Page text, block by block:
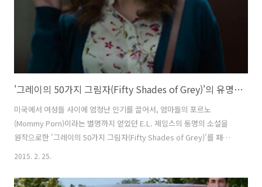
'그레이의 50가지 그림자(Fifty Shades of Grey)'의 유명한 엘리베이터씬을 SNL의 바네사 바이엘(Vanessa Bayer)이 패러디한, 아우디(Audi)의 타이인(Tie-In) 바이럴 필름(Viral Film) - '엘리베이터 씬(Elevator Scene..
미국에서 여성들 사이에 엄청난 인기를 끌어서, 엄마들의 포르노
(Mommy Porn)이라는 별명까지 얻었던 E.L. 제임스의 동명의 소설을
원작으로한 '그레이의 50가지 그림자(Fifty Shades of Grey)'를 패러
디한 바이럴 필름이 나왔다. 극중에서 남자 주인공인 재력가 그레이가 여
다는데, 그 때문인진 모르겠지만, 이 패러디 필름을 제작한 브랜드는 아
2015. 2. 25.